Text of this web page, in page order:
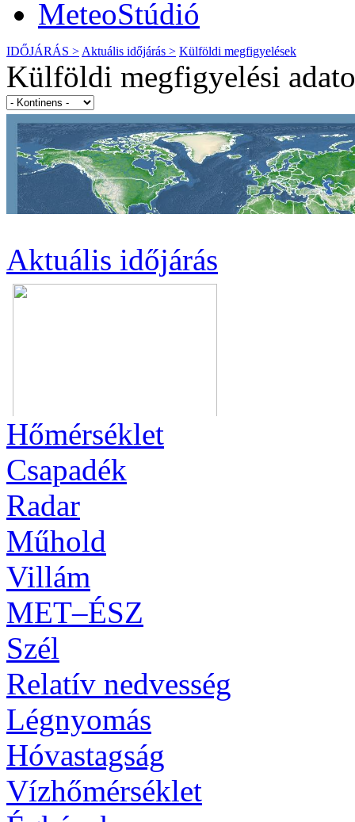
MeteoStúdió
IDŐJÁRÁS > Aktuális időjárás > Külföldi megfigyelések
Külföldi megfigyelési
Aktuális időjárás
Hőmérséklet
Csapadék
Radar
Műhold
Villám
MET–ÉSZ
Szél
Relatív nedvesség
Légnyomás
Hóvastagság
Vízhőmérséklet